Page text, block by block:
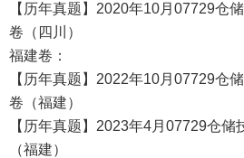
【历年真题】2020年10月07729仓
卷（四川）
福建卷：
【历年真题】2022年10月07729仓
卷（福建）
【历年真题】2023年4月07729仓
（福建）